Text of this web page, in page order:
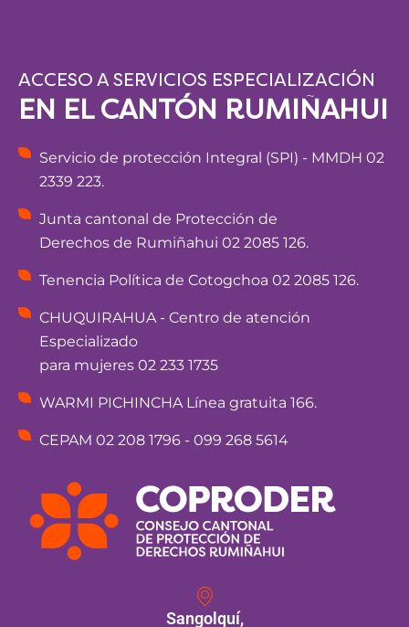
ACCESO A SERVICIOS ESPECIALIZACIÓN
EN EL CANTÓN RUMIÑAHUI
Servicio de protección Integral (SPI) - MMDH 02
2339 223.
Junta cantonal de Protección de
Derechos de Rumiñahui 02 2085 126.
Tenencia Política de Cotogchoa 02 2085 126.
CHUQUIRAHUA - Centro de atención
Especializado
para mujeres 02 233 1735
WARMI PICHINCHA Línea gratuita 166.
CEPAM 02 208 1796 - 099 268 5614
Sangolquí,